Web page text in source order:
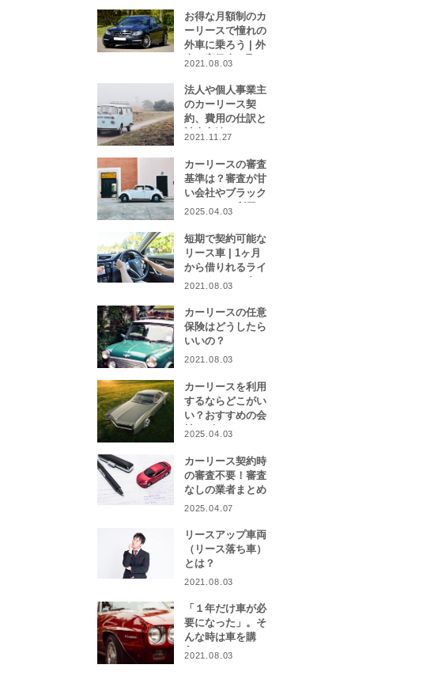
お得な月額制のカ
ーリースで憧れの
外車に乗ろう | 外
車や高級車を取り
者をご紹介！
2021.08.03
法人や個人事業主
のカーリース契
約、費用の仕訳と
計上方法は？
2021.11.27
カーリースの審査
基準は？審査が甘
い会社やブラック
リストでも利用で
2025.04.03
短期で契約可能な
リース車 | 1ヶ月
から借りれるライ
フスタイルに合わ
集
2021.08.03
カーリースの任意
保険はどうしたら
いいの？
2021.08.03
カーリースを利用
するならどこがい
い？おすすめの会
社をピックアッ
2025.04.03
カーリース契約時
の審査不要！審査
なしの業者まとめ
2025.04.07
リースアップ車両
（リース落ち車）
とは？
2021.08.03
「１年だけ車が必
要になった」。そ
んな時は車を購
入？カーリース？
2021.08.03